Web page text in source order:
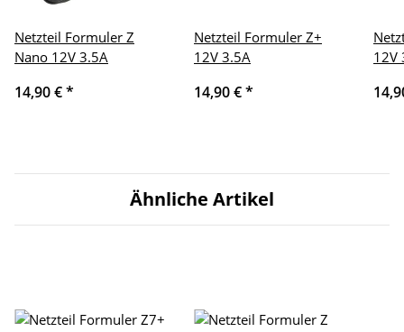
Netzteil Formuler Z
Nano 12V 3.5A
14,90 €*
Netzteil Formuler Z+
12V 3.5A
14,90 €*
12V
Ähnliche Artikel